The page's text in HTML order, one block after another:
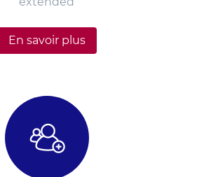
En savoir plus